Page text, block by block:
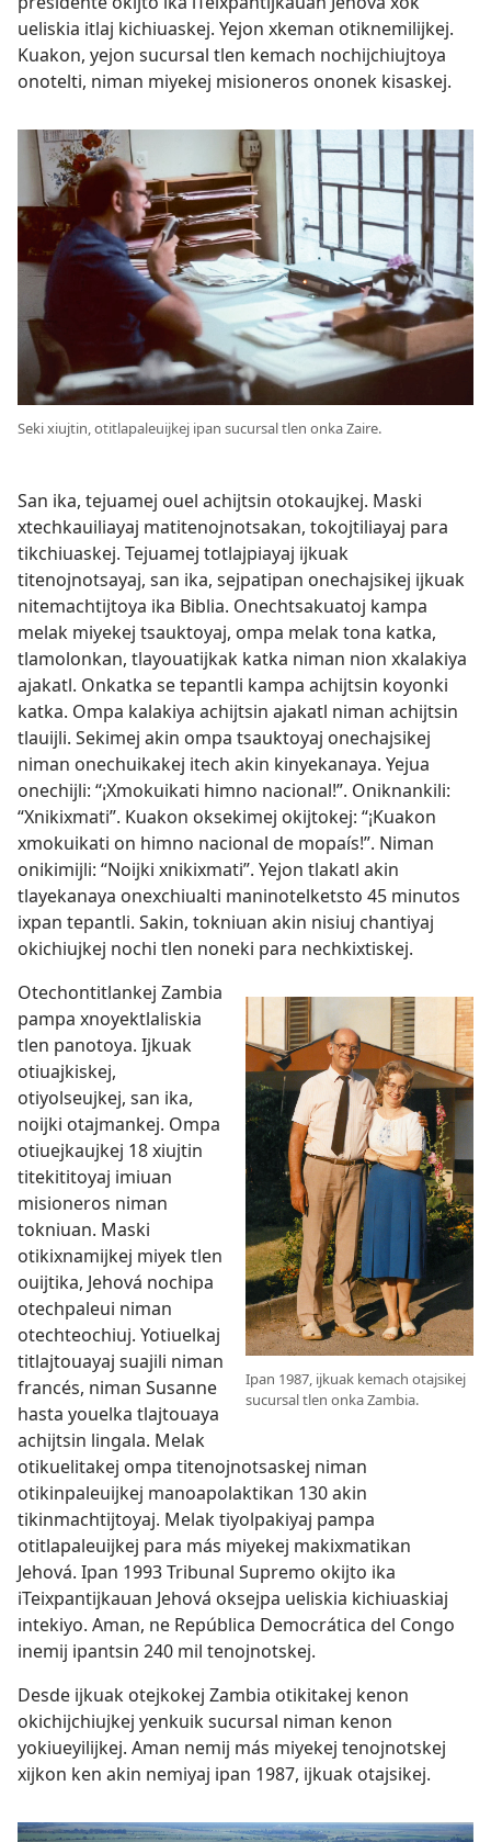
ueliskia itlaj kichiuaskej. Yejon xkeman otiknemilijkej.
Kuakon, yejon sucursal tlen kemach nochijchiujtoya
onotelti, niman miyekej misioneros ononek kisaskej.
Seki xiujtin, otitlapaleuijkej ipan sucursal tlen onka Zaire.
San ika, tejuamej ouel achijtsin otokaujkej. Maski
xtechkauiliayaj matitenojnotsakan, tokojtiliayaj para
tikchiuaskej. Tejuamej totlajpiayaj ijkuak
titenojnotsayaj, san ika, sejpatipan onechajsikej ijkuak
nitemachtijtoya ika Biblia. Onechtsakuatoj kampa
melak miyekej tsauktoyaj, ompa melak tona katka,
tlamolonkan, tlayouatijkak katka niman nion xkalakiya
ajakatl. Onkatka se tepantli kampa achijtsin koyonki
katka. Ompa kalakiya achijtsin ajakatl niman achijtsin
tlauijli. Sekimej akin ompa tsauktoyaj onechajsikej
niman onechuikakej itech akin kinyekanaya. Yejua
onechijli: “¡Xmokuikati himno nacional!”. Oniknankili:
“Xnikixmati”. Kuakon oksekimej okijtokej: “¡Kuakon
xmokuikati on himno nacional de mopaís!”. Niman
onikimijli: “Noijki xnikixmati”. Yejon tlakatl akin
tlayekanaya onexchiualti maninotelketsto 45 minutos
ixpan tepantli. Sakin, tokniuan akin nisiuj chantiyaj
okichiujkej nochi tlen noneki para nechkixtiskej.
Ipan 1987, ijkuak kemach otajsikej
sucursal tlen onka Zambia.
Otechontitlankej Zambia
pampa xnoyektlaliskia
tlen panotoya. Ijkuak
otiuajkiskej,
otiyolseujkej, san ika,
noijki otajmankej. Ompa
otiuejkaujkej 18 xiujtin
titekititoyaj imiuan
misioneros niman
tokniuan. Maski
otikixnamijkej miyek tlen
ouijtika, Jehová nochipa
otechpaleui niman
otechteochiuj. Yotiuelkaj
titlajtouayaj suajili niman
francés, niman Susanne
hasta youelka tlajtouaya
achijtsin lingala. Melak
otikuelitakej ompa titenojnotsaskej niman
otikinpaleuijkej manoapolaktikan 130 akin
tikinmachtijtoyaj. Melak tiyolpakiyaj pampa
otitlapaleuijkej para más miyekej makixmatikan
Jehová. Ipan 1993 Tribunal Supremo okijto ika
iTeixpantijkauan Jehová oksejpa ueliskia kichiuaskiaj
intekiyo. Aman, ne República Democrática del Congo
inemij ipantsin 240 mil tenojnotskej.
Desde ijkuak otejkokej Zambia otikitakej kenon
okichijchiujkej yenkuik sucursal niman kenon
yokiueyilijkej. Aman nemij más miyekej tenojnotskej
xijkon ken akin nemiyaj ipan 1987, ijkuak otajsikej.